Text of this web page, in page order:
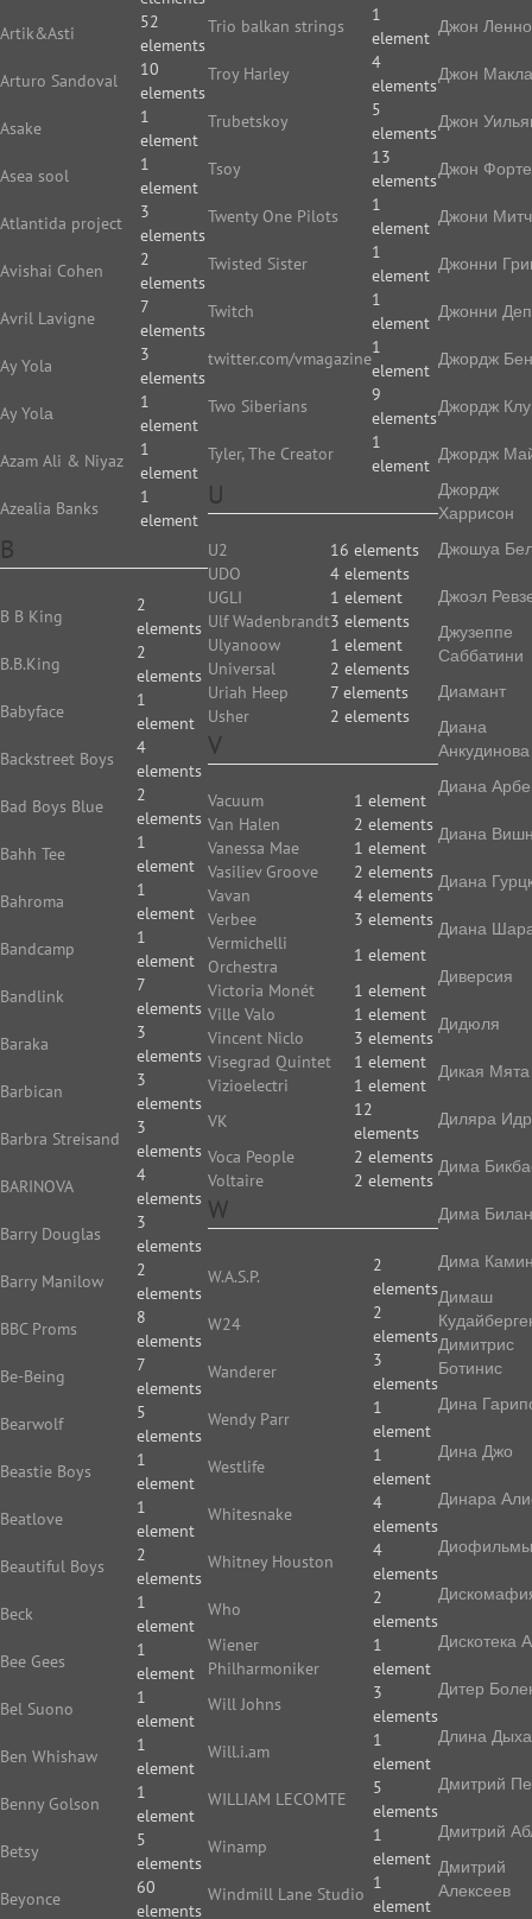
Artik&Asti
52
elements
Arturo Sandoval
10
elements
Asake
1
element
Asea sool
1
element
Atlantida project
3
elements
Avishai Cohen
2
elements
Avril Lavigne
7
elements
Ay Yola
3
elements
Ay Yolа
1
element
Azam Ali & Niyaz
1
element
Azealia Banks
1
element
B
B B King
2
elements
B.B.King
2
elements
Babyface
1
element
Backstreet Boys
4
elements
Bad Boys Blue
2
elements
Bahh Tee
1
element
Bahroma
1
element
Bandcamp
1
element
Bandlink
7
elements
Baraka
3
elements
Barbican
3
elements
Barbra Streisand
3
elements
BARINOVA
4
elements
Barry Douglas
3
elements
Barry Manilow
2
elements
BBC Proms
8
elements
Be-Being
7
elements
Bearwolf
5
elements
Beastie Boys
1
element
Beatlove
1
element
Beautiful Boys
2
elements
Beck
1
element
Bee Gees
1
element
Bel Suono
1
element
Ben Whishaw
1
element
Benny Golson
1
element
Betsy
5
elements
Beyonce
60
elements
Trio balkan strings
1
element
Troy Harley
4
elements
Trubetskoy
5
elements
Tsoy
13
elements
Twenty One Pilots
1
element
Twisted Sister
1
element
Twitch
1
element
twitter.com/vmagazine
1
element
Two Siberians
9
elements
Tyler, The Creator
1
element
U
U2
16 elements
UDO
4 elements
UGLI
1 element
Ulf Wadenbrandt3 elements
Ulyanoow
1 element
Universal
2 elements
Uriah Heep
7 elements
Usher
2 elements
V
Vacuum
1 element
Van Halen
2 elements
Vanessa Mae
1 element
Vasiliev Groove
2 elements
Vavan
4 elements
Verbee
3 elements
Vermichelli
Orchestra
1 element
Victoria Monét
1 element
Ville Valo
1 element
Vincent Niclo
3 elements
Visegrad Quintet
1 element
Vizioelectri
1 element
VK
12
elements
Voca People
2 elements
Voltaire
2 elements
W
W.A.S.P.
2
elements
W24
2
elements
Wanderer
3
elements
Wendy Parr
1
element
Westlife
1
element
Whitesnake
4
elements
Whitney Houston
4
elements
Who
2
elements
Wiener
Philharmoniker
1
element
Will Johns
3
elements
Will.i.am
1
element
WILLIAM LECOMTE
5
elements
Winamp
1
element
Windmill Lane Studio
1
element
Джон
Джон
Джон
Джон Форте
Джони
Джонни
Джонни
Джордж
Джордж
Джордж
Джордж
Харрисон
Джошуа
Джоэл
Джузеппе
Саббатини
Диамант
Диана
Анкудинова
Диана
Диана
Диана
Диана
Диверсия
Дидюля
Дикая Мята
Диляра
Дима
Дима Билан
Дима
Димаш
Димитрис
Ботинис
Дина
Дина Джо
Динара
Диофильмы
Дискотека
Дитер
Длина
Дмитрий
Дмитрий
Дмитрий
Алексеев